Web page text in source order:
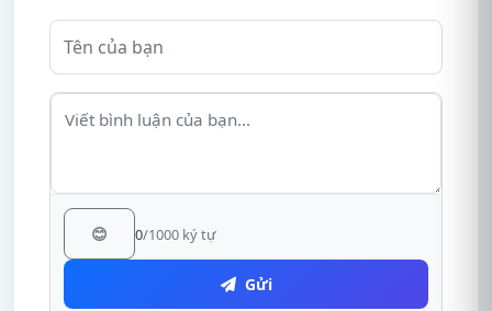
😊 0/1000 ký tự
Gửi